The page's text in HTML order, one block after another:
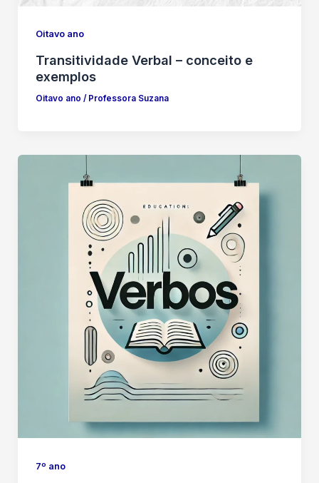
Oitavo ano
Transitividade Verbal – conceito e
exemplos
Oitavo ano / Professora Suzana
7º ano